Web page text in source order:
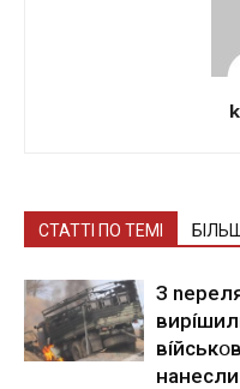
СТАТТІ ПО ТЕМІ
З